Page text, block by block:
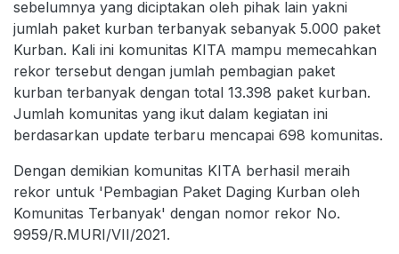
sebelumnya yang diciptakan oleh pihak lain yakni
jumlah paket kurban terbanyak sebanyak 5.000 paket
Kurban. Kali ini komunitas KITA mampu memecahkan
rekor tersebut dengan jumlah pembagian paket
kurban terbanyak dengan total 13.398 paket kurban.
Jumlah komunitas yang ikut dalam kegiatan ini
berdasarkan update terbaru mencapai 698 komunitas.
Dengan demikian komunitas KITA berhasil meraih
rekor untuk 'Pembagian Paket Daging Kurban oleh
Komunitas Terbanyak' dengan nomor rekor No.
9959/R.MURI/VII/2021.